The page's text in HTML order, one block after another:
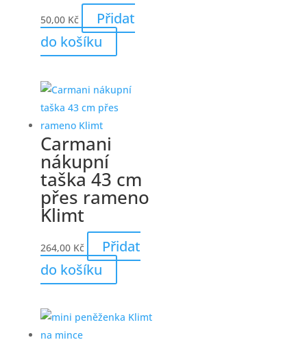
50,00 Kč
Přidat
do košíku
Carmani
nákupní
taška 43 cm
přes rameno
Klimt
264,00 Kč
Přidat
do košíku